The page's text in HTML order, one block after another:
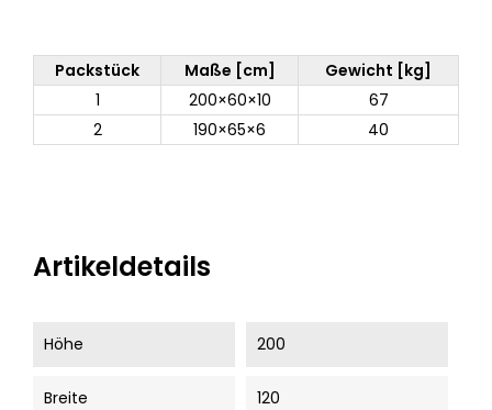
Packstück Maße [cm]
Gewicht [kg]
1
200×60×10
67
2
190×65×6 40
Artikeldetails
Höhe 200
Breite 120